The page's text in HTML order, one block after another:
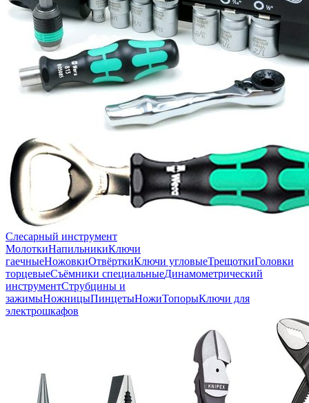
Слесарный инструмент
МолоткиНапильникиКлючи
гаечныеНожовкиОтвёрткиКлючи угловыеТрещоткиГоловки
торцевыеСъёмники специальныеДинамометрический
инструментСтрубцины и
зажимыНожницыПинцетыНожиТопорыКлючи для
электрошкафов